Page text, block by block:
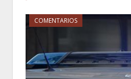
COMENTARIOS